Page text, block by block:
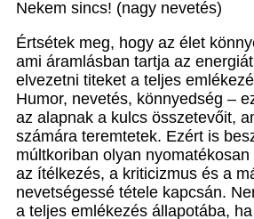
Nekem sincs! (nagy nevetés)
Értsétek meg, hogy az élet
ami áramlásban tartja az
elvezetni titeket a teljes
Humor, nevetés, könnyedség –
az alapnak a kulcs összetevőit,
számára teremtetek. Ezért is
múltkoriban olyan
az ítélkezés, a kriticizmus és a
nevetségessé tétele kapcsán.
a teljes emlékezés állapotába,